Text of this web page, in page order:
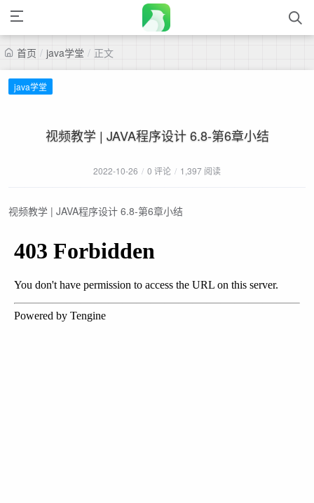
首页 / java学堂 / 正文
java学堂
视频教学 | JAVA程序设计 6.8-第6章小结
2022-10-26 / 0 评论 / 1,397 阅读
视频教学 | JAVA程序设计 6.8-第6章小结